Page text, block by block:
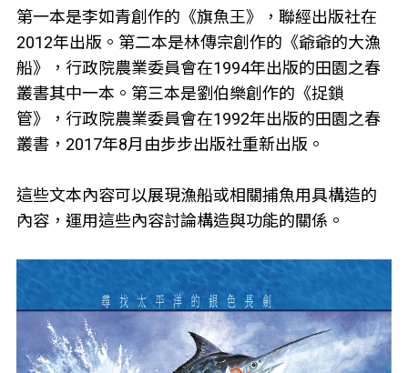
第一本是李如青創作的《旗魚王》，聯經出版社在
2012年出版。第二本是林傳宗創作的《爺爺的大漁
船》，行政院農業委員會在1994年出版的田園之春
叢書其中一本。第三本是劉伯樂創作的《捉鎖
管》，行政院農業委員會在1992年出版的田園之春
叢書，2017年8月由步步出版社重新出版。
這些文本內容可以展現漁船或相關捕魚用具構造的
內容，運用這些內容討論構造與功能的關係。